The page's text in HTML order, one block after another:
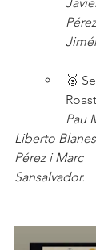
🥉
Pau
Liberto
Sansalvador.